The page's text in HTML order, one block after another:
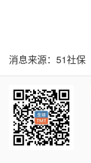
消息来源：51社保